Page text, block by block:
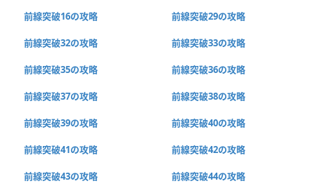
前線突破16の攻略 前線突破29の攻略
前線突破32の攻略 前線突破33の攻略
前線突破35の攻略 前線突破36の攻略
前線突破37の攻略 前線突破38の攻略
前線突破39の攻略 前線突破40の攻略
前線突破41の攻略 前線突破42の攻略
前線突破43の攻略 前線突破44の攻略